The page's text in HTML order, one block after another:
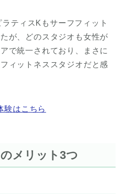
ティスKもサーフフィット
が、どのスタジオも女性が
で統一されており、まさに
ィットネススタジオだと感
験はこちら
メリット3つ